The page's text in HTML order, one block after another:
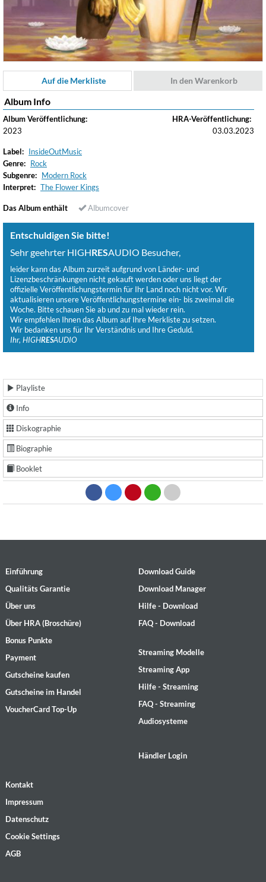
Auf die Merkliste In den Warenkorb
Album Info
Album Veröffentlichung:
2023
HRA-Veröffentlichung:
03.03.2023
Label: InsideOutMusic
Genre: Rock
Subgenre: Modern Rock
Interpret: The Flower Kings
Das Album enthält Albumcover
Entschuldigen Sie bitte!
Sehr geehrter HIGHRESAUDIO Besucher,
leider kann das Album zurzeit aufgrund von Länder- und
Lizenzbeschränkungen nicht gekauft werden oder uns liegt der
offizielle Veröffentlichungstermin für Ihr Land noch nicht vor. Wir
aktualisieren unsere Veröffentlichungstermine ein- bis zweimal die
Woche. Bitte schauen Sie ab und zu mal wieder rein.
Wir empfehlen Ihnen das Album auf Ihre Merkliste zu setzen.
Wir bedanken uns für Ihr Verständnis und Ihre Geduld.
Ihr, HIGHRESAUDIO
Playliste
Info
Diskographie
Biographie
Booklet
Einführung
Qualitäts Garantie
Über uns
Über HRA (Broschüre)
Bonus Punkte
Payment
Gutscheine kaufen
Gutscheine im Handel
VoucherCard Top-Up
Download Guide
Download Manager
Hilfe - Download
FAQ - Download
Streaming Modelle
Streaming App
Hilfe - Streaming
FAQ - Streaming
Audiosysteme
Händler Login
Kontakt
Impressum
Datenschutz
Cookie Settings
AGB